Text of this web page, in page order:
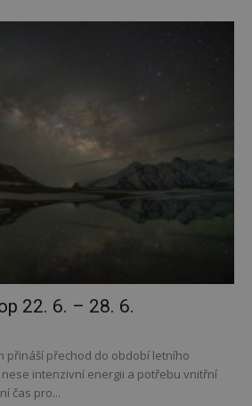
22. 6. – 28. 6.
přináší přechod do období letního
intenzivní energii a potřebu vnitřní
čas pro...